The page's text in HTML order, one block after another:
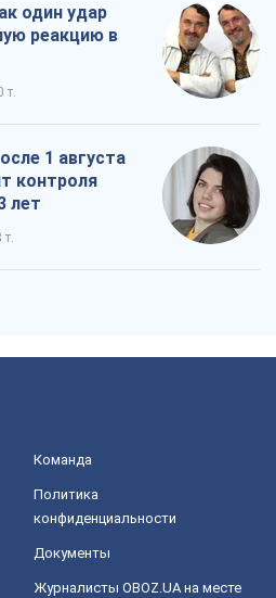
один удар
реакцию в
т.
1 августа
контроля
лет
т.
Команда
Политика
конфиденциальности
Документы
Журналисты OBOZ.UA на месте